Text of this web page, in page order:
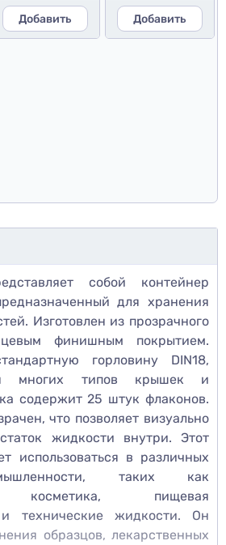
Добавить
Добавить
собой контейнер
для хранения
Изготовлен из прозрачного
финишным покрытием.
горловину DIN18,
многих типов крышек и
содержит 25 штук флаконов.
что позволяет визуально
жидкости внутри. Этот
использоваться в различных
таких как
косметика, пищевая
технические жидкости. Он
образцов, лекарственных